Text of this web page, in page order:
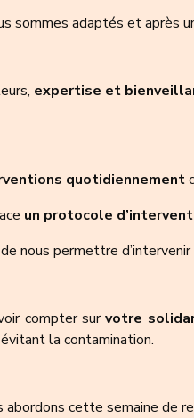
sommes adaptés et
expertise et
quotidiennement
un protocole
nous permettre d’intervenir
compter survotre
la contamination.
abordons cette semaine de